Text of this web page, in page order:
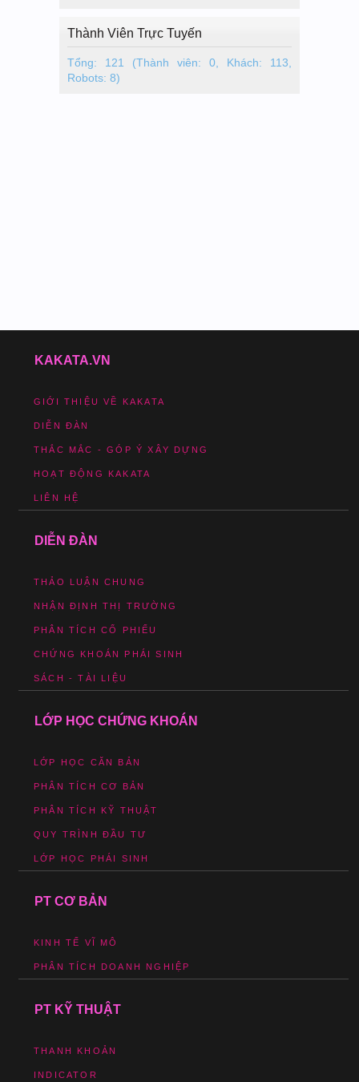
Thành Viên Trực Tuyến
Tổng: 121 (Thành viên: 0, Khách: 113,
Robots: 8)
KAKATA.VN
GIỚI THIỆU VỀ KAKATA
DIỄN ĐÀN
THẮC MẮC - GÓP Ý XÂY DỰNG
HOẠT ĐỘNG KAKATA
LIÊN HỆ
DIỄN ĐÀN
THẢO LUẬN CHUNG
NHẬN ĐỊNH THỊ TRƯỜNG
PHÂN TÍCH CỔ PHIẾU
CHỨNG KHOÁN PHÁI SINH
SÁCH - TÀI LIỆU
LỚP HỌC CHỨNG KHOÁN
LỚP HỌC CĂN BẢN
PHÂN TÍCH CƠ BẢN
PHÂN TÍCH KỸ THUẬT
QUY TRÌNH ĐẦU TƯ
LỚP HỌC PHÁI SINH
PT CƠ BẢN
KINH TẾ VĨ MÔ
PHÂN TÍCH DOANH NGHIỆP
PT KỸ THUẬT
THANH KHOẢN
INDICATOR